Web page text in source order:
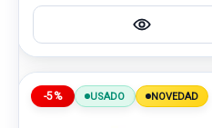
-5% USADO NOVEDAD